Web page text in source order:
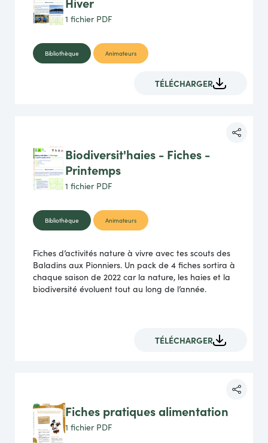
1 fichier PDF
Bibliothèque Animateurs
TÉLÉCHARGER
Biodiversit'haies - Fiches -
Printemps
1 fichier PDF
Bibliothèque Animateurs
Fiches d’activités nature à vivre avec tes scouts des
Baladins aux Pionniers. Un pack de 4 fiches sortira à
chaque saison de 2022 car la nature, les haies et la
biodiversité évoluent tout au long de l’année.
TÉLÉCHARGER
Fiches pratiques alimentation
1 fichier PDF